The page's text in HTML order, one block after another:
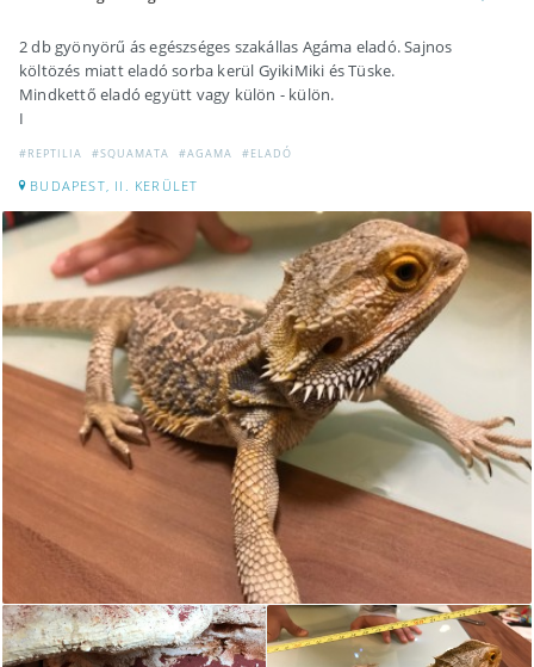
2 db gyönyörű ás egészséges szakállas Agáma eladó. Sajnos
költözés miatt eladó sorba kerül GyikiMiki és Tüske.
Mindkettő eladó együtt vagy külön - külön.
I
#REPTILIA #SQUAMATA #AGAMA #ELADÓ
BUDAPEST, II. KERÜLET